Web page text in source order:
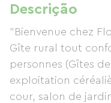
Descrição
"Bienvenue chez
Gîte rural tout
personnes (Gîtes
exploitation
cour, salon de